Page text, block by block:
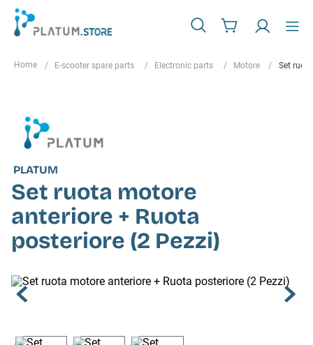
E-scooter spare parts Electronic parts Motore Set
PLATUM
Set ruota motore
anteriore + Ruota
posteriore (2 Pezzi)